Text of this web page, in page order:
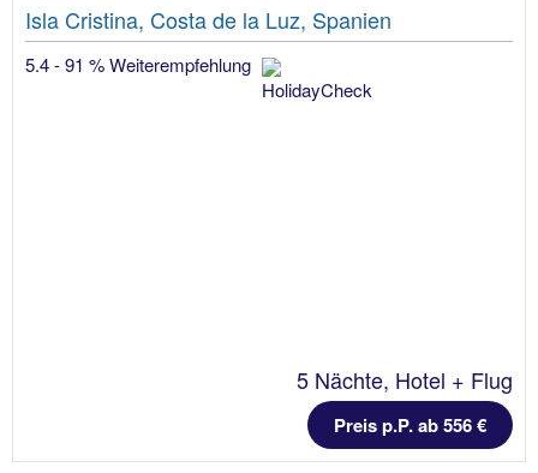
Isla Cristina, Costa de la Luz, Spanien
5.4 - 91 % Weiterempfehlung
5 Nächte, Hotel + Flug
Preis p.P. ab 556 €